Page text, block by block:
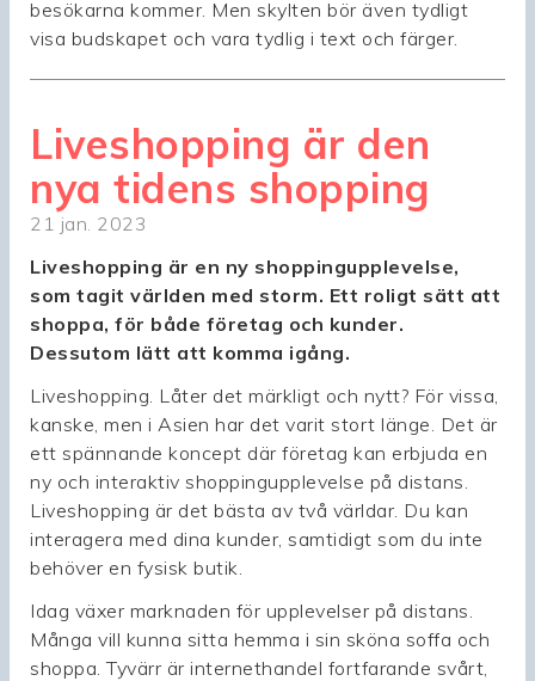
besökarna kommer. Men skylten bör även tydligt
visa budskapet och vara tydlig i text och färger.
Liveshopping är den
nya tidens shopping
21 jan. 2023
Liveshopping är en ny shoppingupplevelse,
som tagit världen med storm. Ett roligt sätt att
shoppa, för både företag och kunder.
Dessutom lätt att komma igång.
Liveshopping. Låter det märkligt och nytt? För vissa,
kanske, men i Asien har det varit stort länge. Det är
ett spännande koncept där företag kan erbjuda en
ny och interaktiv shoppingupplevelse på distans.
Liveshopping är det bästa av två världar. Du kan
interagera med dina kunder, samtidigt som du inte
behöver en fysisk butik.
Idag växer marknaden för upplevelser på distans.
Många vill kunna sitta hemma i sin sköna soffa och
shoppa. Tyvärr är internethandel fortfarande svårt,